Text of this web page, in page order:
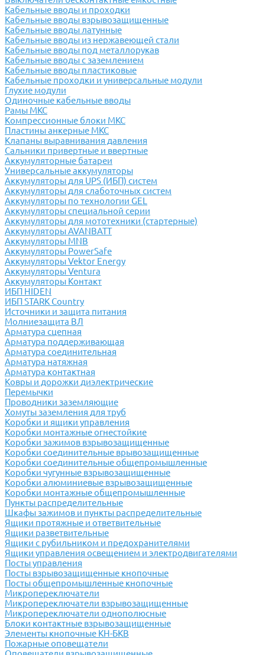
Кабельные вводы и проходки
Кабельные вводы взрывозащищенные
Кабельные вводы латунные
Кабельные вводы из нержавеющей стали
Кабельные вводы под металлорукав
Кабельные вводы с заземлением
Кабельные вводы пластиковые
Кабельные проходки и универсальные модули
Глухие модули
Одиночные кабельные вводы
Рамы МКС
Компрессионные блоки МКС
Пластины анкерные МКС
Клапаны выравнивания давления
Сальники привертные и ввертные
Аккумуляторные батареи
Универсальные аккумуляторы
Аккумуляторы для UPS (ИБП) систем
Аккумуляторы для слаботочных систем
Аккумуляторы по технологии GEL
Аккумуляторы специальной серии
Аккумуляторы для мототехники (стартерные)
Аккумуляторы AVANBATT
Аккумуляторы MNB
Аккумуляторы PowerSafe
Аккумуляторы Vektor Energy
Аккумуляторы Ventura
Аккумуляторы Контакт
ИБП HIDEN
ИБП STARK Country
Источники и защита питания
Молниезащита ВЛ
Арматура сцепная
Арматура поддерживающая
Арматура соединительная
Арматура натяжная
Арматура контактная
Ковры и дорожки диэлектрические
Перемычки
Проводники заземляющие
Хомуты заземления для труб
Коробки и ящики управления
Коробки монтажные огнестойкие
Коробки зажимов взрывозащищенные
Коробки соединительные врывозащищенные
Коробки соединительные общепромышленные
Коробки чугунные взрывозащищенные
Коробки алюминиевые взрывозащищенные
Коробки монтажные общепромышленные
Пункты распределительные
Шкафы зажимов и пункты распределительные
Ящики протяжные и ответвительные
Ящики разветвительные
Ящики с рубильником и предохранителями
Ящики управления освещением и электродвигателями
Посты управления
Посты взрывозащищенные кнопочные
Посты общепромышленные кнопочные
Микропереключатели
Микропереключатели взрывозащищенные
Микропереключатели однополюсные
Блоки контактные взрывозащищенные
Элементы кнопочные КН-БКВ
Пожарные оповещатели